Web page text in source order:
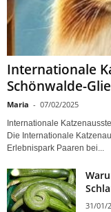
Internationale
Schönwalde-
Maria - 07/02/2025
Internationale
Die Internationale
Erlebnispark Paaren bei...
31/01/